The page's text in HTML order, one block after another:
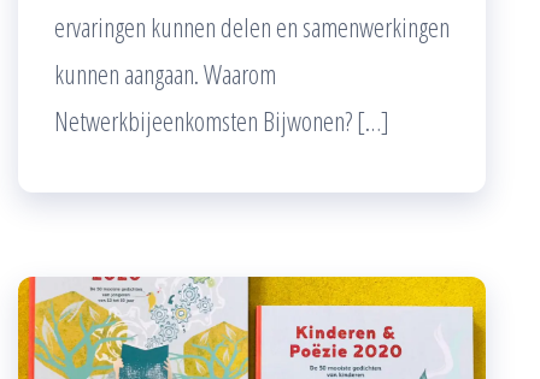
ervaringen kunnen delen en samenwerkingen
kunnen aangaan. Waarom
Netwerkbijeenkomsten Bijwonen? […]